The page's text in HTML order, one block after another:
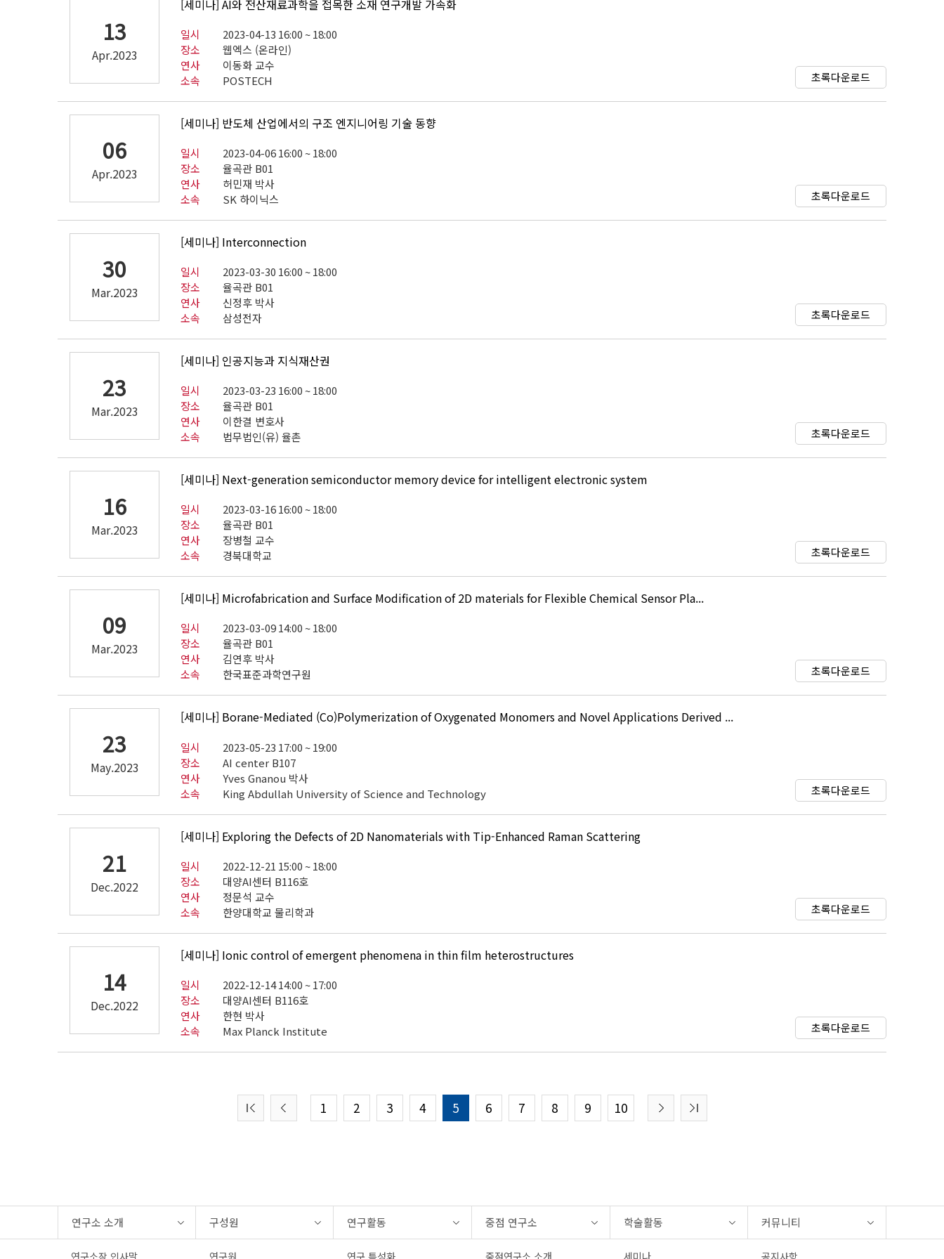
13
Apr.2023
[세미나] AI와 전산재료과학을 접목한 소재 연구개발 가속화
일시
2023-04-13 16:00 ~ 18:00
장소
웹엑스 (온라인)
연사
이동화 교수
소속
POSTECH 초록다운로드
06
Apr.2023
[세미나] 반도체 산업에서의 구조 엔지니어링 기술 동향
일시
2023-04-06 16:00 ~ 18:00
장소
율곡관 B01
연사
허민재 박사
소속
SK 하이닉스 초록다운로드
30
Mar.2023
[세미나] Interconnection
일시
2023-03-30 16:00 ~ 18:00
장소
율곡관 B01
연사
신정후 박사
소속
삼성전자 초록다운로드
23
Mar.2023
[세미나] 인공지능과 지식재산권
일시
2023-03-23 16:00 ~ 18:00
장소
율곡관 B01
연사
이한결 변호사
소속
법무법인(유) 율촌 초록다운로드
16
Mar.2023
[세미나] Next-generation semiconductor memory device for intelligent electronic system
일시
2023-03-16 16:00 ~ 18:00
장소
율곡관 B01
연사
장병철 교수
소속
경북대학교 초록다운로드
09
Mar.2023
[세미나] Microfabrication and Surface Modification of 2D materials for Flexible Chemical Sensor Pla...
일시
2023-03-09 14:00 ~ 18:00
장소
율곡관 B01
연사
김연후 박사
소속
한국표준과학연구원 초록다운로드
23
May.2023
[세미나] Borane-Mediated (Co)Polymerization of Oxygenated Monomers and Novel Applications Derived ...
일시
2023-05-23 17:00 ~ 19:00
장소
AI center B107
연사
Yves Gnanou 박사
소속
King Abdullah University of Science and Technology 초록다운로드
21
Dec.2022
[세미나] Exploring the Defects of 2D Nanomaterials with Tip-Enhanced Raman Scattering
일시
2022-12-21 15:00 ~ 18:00
장소
대양AI센터 B116호
연사
정문석 교수
소속
한양대학교 물리학과 초록다운로드
14
Dec.2022
[세미나] Ionic control of emergent phenomena in thin film heterostructures
일시
2022-12-14 14:00 ~ 17:00
장소
대양AI센터 B116호
연사
한현 박사
소속
Max Planck Institute 초록다운로드
1 2 3 4 5 6 7 8 9 10
연구소 소개
연구소장 인사말
구성원
연구원
연구활동
연구 특성화
중점 연구소
중점연구소 소개
학술활동
세미나
커뮤니티
공지사항